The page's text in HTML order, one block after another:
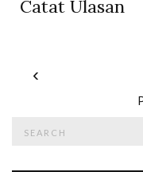
Catat Ulasan
‹
for: